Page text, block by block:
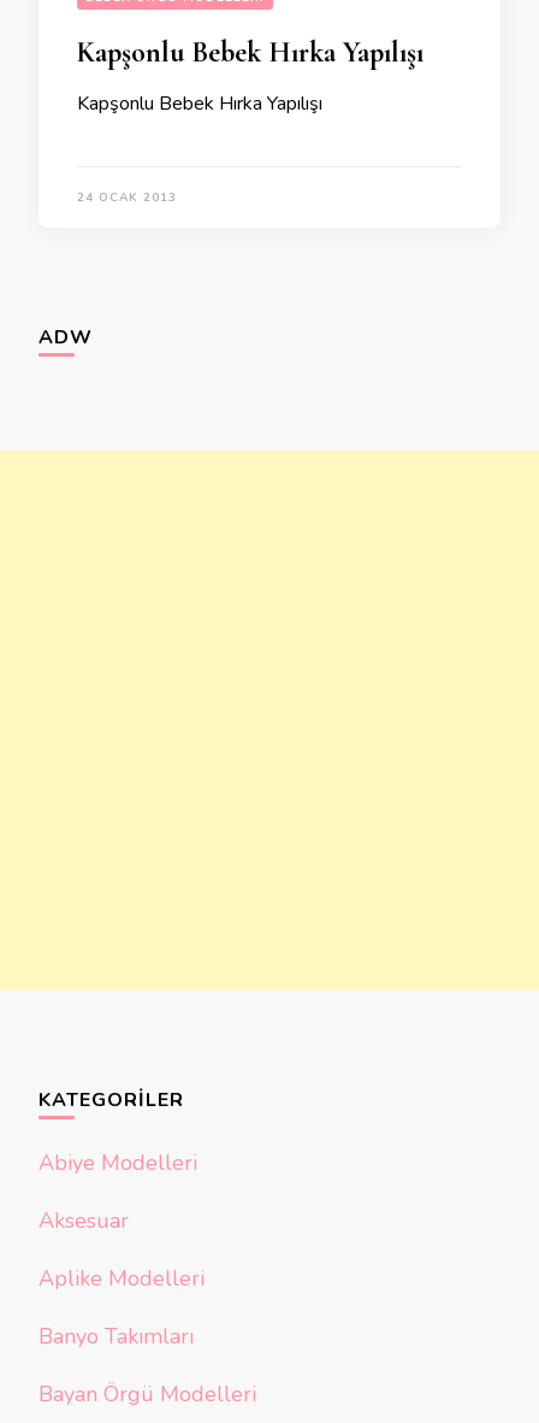
Kapşonlu Bebek Hırka Yapılışı
Kapşonlu Bebek Hırka Yapılışı
24 OCAK 2013
ADW
KATEGORILER
Abiye Modelleri
Aksesuar
Aplike Modelleri
Banyo Takımları
Bayan Örgü Modelleri